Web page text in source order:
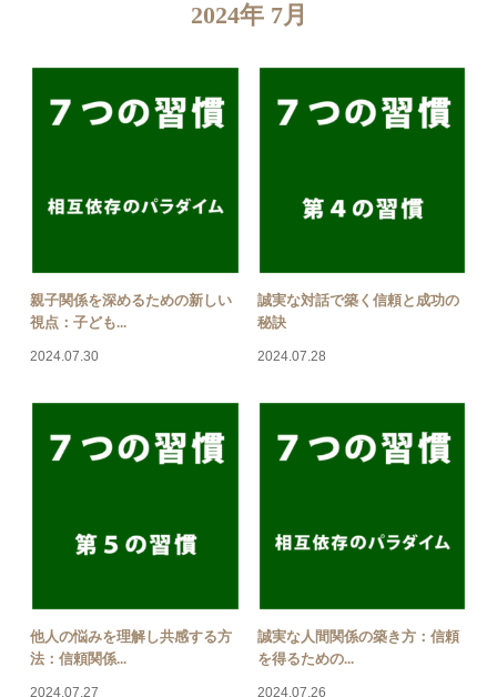
2024年 7月
親子関係を深めるための新しい
視点：子ども...
2024.07.30
誠実な対話で築く信頼と成功の
秘訣
2024.07.28
他人の悩みを理解し共感する方
法：信頼関係...
2024.07.27
誠実な人間関係の築き方：信頼
を得るための...
2024.07.26